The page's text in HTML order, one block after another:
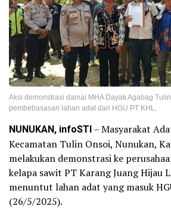
Aksi demonstrasi damai MHA Dayak Agabag
pembebasasan lahan adat dari HGU PT KHL,
NUNUKAN, infoSTI– Masyarakat
Kecamatan Tulin Onsoi, Nunukan,
melakukan demonstrasi ke
kelapa sawit PT Karang Juang Hijau
menuntut lahan adat yang masuk
(26/5/2025).